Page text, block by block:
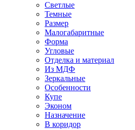
Светлые
Темные
Размер
Малогабаритные
Форма
Угловые
Отделка и материал
Из МДФ
Зеркальные
Особенности
Купе
Эконом
Назначение
В коридор